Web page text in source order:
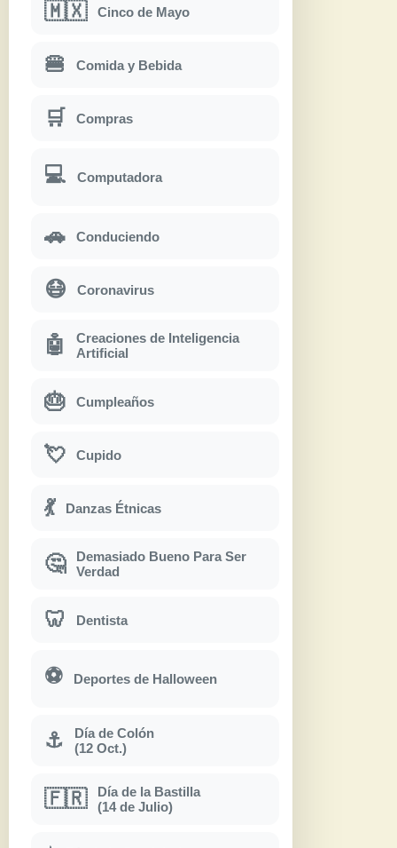
🇲🇽 Cinco de Mayo
🍔 Comida y Bebida
🛒 Compras
💻 Computadora
🚗 Conduciendo
😷 Coronavirus
🤖
Creaciones de Inteligencia
Artificial
🎂 Cumpleaños
💘 Cupido
💃 Danzas Étnicas
🤔
Demasiado Bueno Para Ser
Verdad
🦷 Dentista
⚽ Deportes de Halloween
⚓
Día de Colón
(12 Oct.)
🇫🇷
Día de la Bastilla
(14 de Julio)